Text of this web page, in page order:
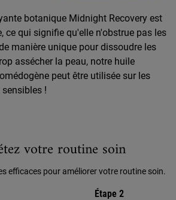
botanique Midnight Recovery est
ce qui signifie qu'elle n'obstrue pas les
manière unique pour dissoudre les
assécher la peau, notre huile
peut être utilisée sur les
!
votre routine soin
efficaces pour améliorer votre routine soin.
Étape 2